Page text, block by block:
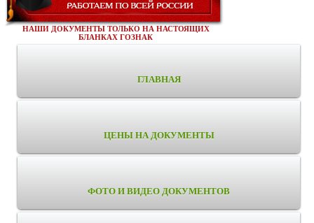
НАШИ ДОКУМЕНТЫ ТОЛЬКО НА НАСТОЯЩИХ
БЛАНКАХ ГОЗНАК
ГЛАВНАЯ
ЦЕНЫ НА ДОКУМЕНТЫ
ФОТО И ВИДЕО ДОКУМЕНТОВ